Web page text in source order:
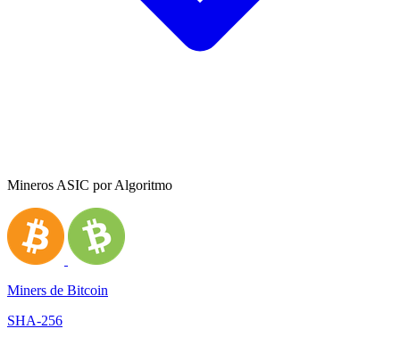
Mineros ASIC por Algoritmo
Miners de Bitcoin
SHA-256